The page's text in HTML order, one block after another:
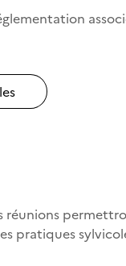
réunions
pratiques